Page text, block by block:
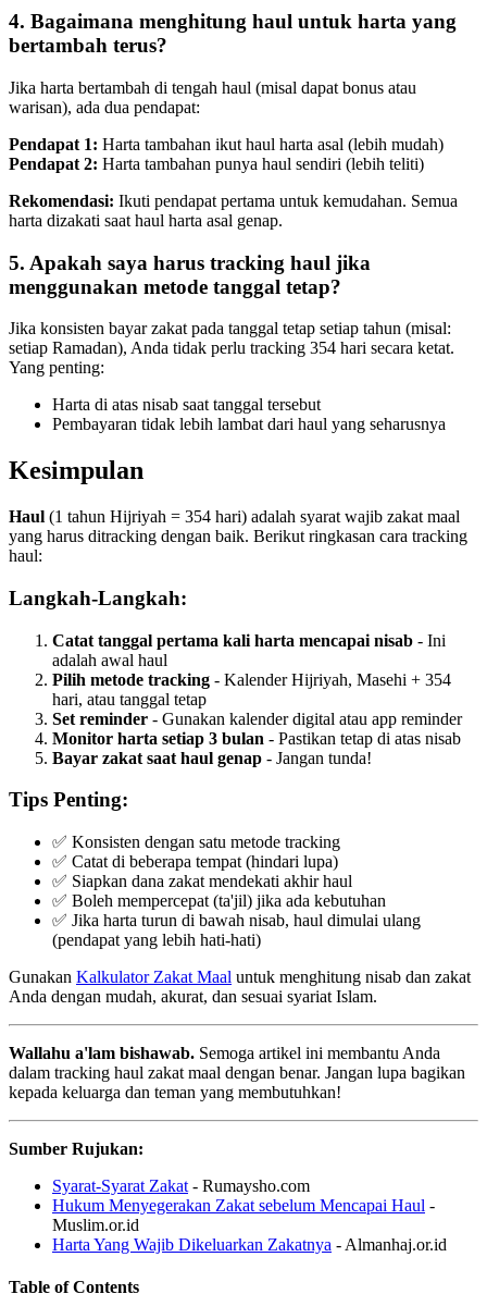
4. Bagaimana menghitung haul untuk harta yang
bertambah terus?
Jika harta bertambah di tengah haul (misal dapat bonus atau
warisan), ada dua pendapat:
Pendapat 1: Harta tambahan ikut haul harta asal (lebih mudah)
Pendapat 2: Harta tambahan punya haul sendiri (lebih teliti)
Rekomendasi: Ikuti pendapat pertama untuk kemudahan. Semua
harta dizakati saat haul harta asal genap.
5. Apakah saya harus tracking haul jika
menggunakan metode tanggal tetap?
Jika konsisten bayar zakat pada tanggal tetap setiap tahun (misal:
setiap Ramadan), Anda tidak perlu tracking 354 hari secara ketat.
Yang penting:
Harta di atas nisab saat tanggal tersebut
Pembayaran tidak lebih lambat dari haul yang seharusnya
Kesimpulan
Haul (1 tahun Hijriyah = 354 hari) adalah syarat wajib zakat maal
yang harus ditracking dengan baik. Berikut ringkasan cara tracking
haul:
Langkah-Langkah:
Catat tanggal pertama kali harta mencapai nisab - Ini
adalah awal haul
Pilih metode tracking - Kalender Hijriyah, Masehi + 354
hari, atau tanggal tetap
Set reminder - Gunakan kalender digital atau app reminder
Monitor harta setiap 3 bulan - Pastikan tetap di atas nisab
Bayar zakat saat haul genap - Jangan tunda!
Tips Penting:
✅ Konsisten dengan satu metode tracking
✅ Catat di beberapa tempat (hindari lupa)
✅ Siapkan dana zakat mendekati akhir haul
✅ Boleh mempercepat (ta'jil) jika ada kebutuhan
✅ Jika harta turun di bawah nisab, haul dimulai ulang
(pendapat yang lebih hati-hati)
Gunakan Kalkulator Zakat Maal untuk menghitung nisab dan zakat
Anda dengan mudah, akurat, dan sesuai syariat Islam.
Wallahu a'lam bishawab. Semoga artikel ini membantu Anda
dalam tracking haul zakat maal dengan benar. Jangan lupa bagikan
kepada keluarga dan teman yang membutuhkan!
Sumber Rujukan:
Syarat-Syarat Zakat - Rumaysho.com
Hukum Menyegerakan Zakat sebelum Mencapai Haul -
Muslim.or.id
Harta Yang Wajib Dikeluarkan Zakatnya - Almanhaj.or.id
Table of Contents